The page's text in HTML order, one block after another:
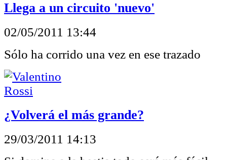
Llega a un circuito 'nuevo'
02/05/2011 13:44
Sólo ha corrido una vez en ese trazado
¿Volverá el más grande?
29/03/2011 14:13